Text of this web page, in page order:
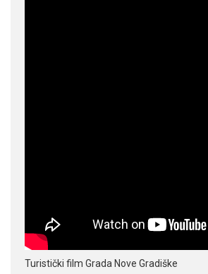
Turistički film Grada Nove Gradiške